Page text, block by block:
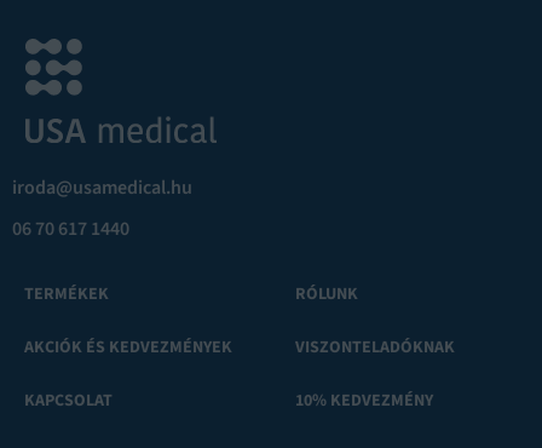
iroda@usamedical.hu
06 70 617 1440
TERMÉKEK
AKCIÓK ÉS KEDVEZMÉNYEK
KAPCSOLAT
RÓLUNK
VISZONTELADÓKNAK
10% KEDVEZMÉNY